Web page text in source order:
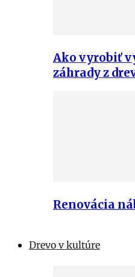
Ako vyrobiť
záhrady z
Renovácia
Drevo v kultúre